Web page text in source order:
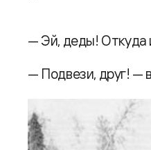
— Эй, деды! Откуда
— Подвези, друг! —